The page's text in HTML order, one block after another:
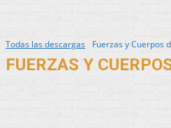
Todas las descargas Fuerzas y Cuerpos
FUERZAS Y